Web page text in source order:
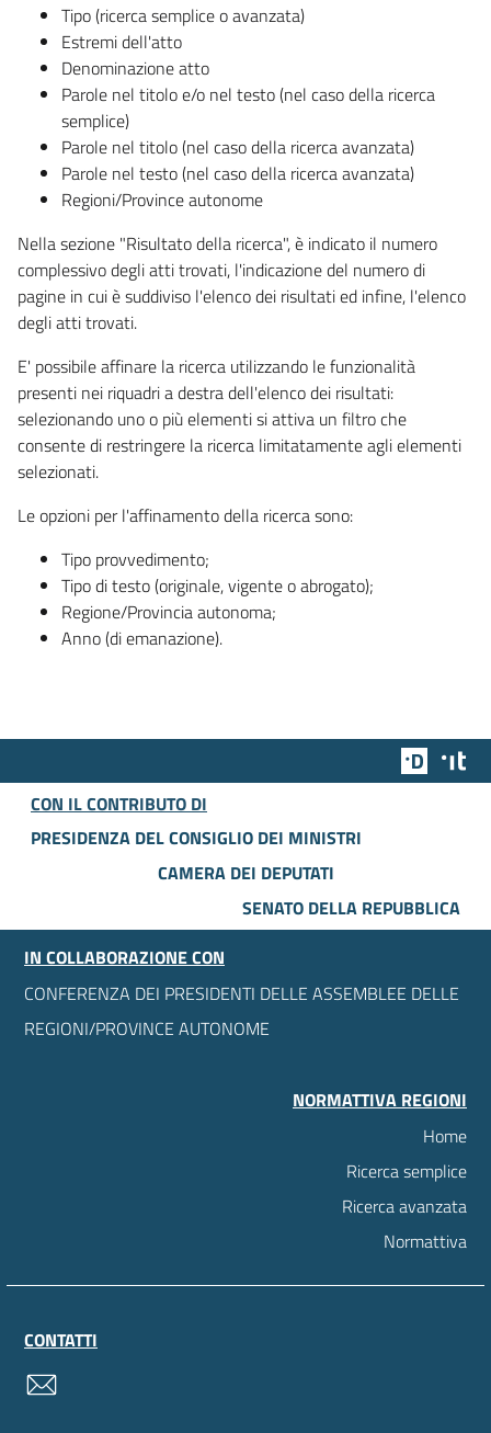
Tipo (ricerca semplice o avanzata)
Estremi dell'atto
Denominazione atto
Parole nel titolo e/o nel testo (nel caso della ricerca
semplice)
Parole nel titolo (nel caso della ricerca avanzata)
Parole nel testo (nel caso della ricerca avanzata)
Regioni/Province autonome
Nella sezione "Risultato della ricerca", è indicato il numero
complessivo degli atti trovati, l'indicazione del numero di
pagine in cui è suddiviso l'elenco dei risultati ed infine, l'elenco
degli atti trovati.
E' possibile affinare la ricerca utilizzando le funzionalità
presenti nei riquadri a destra dell'elenco dei risultati:
selezionando uno o più elementi si attiva un filtro che
consente di restringere la ricerca limitatamente agli elementi
selezionati.
Le opzioni per l'affinamento della ricerca sono:
Tipo provvedimento;
Tipo di testo (originale, vigente o abrogato);
Regione/Provincia autonoma;
Anno (di emanazione).
Team
CON IL CONTRIBUTO DI
PRESIDENZA DEL CONSIGLIO DEI MINISTRI
CAMERA DEI DEPUTATI
SENATO DELLA REPUBBLICA
IN COLLABORAZIONE CON
CONFERENZA DEI PRESIDENTI DELLE ASSEMBLEE DELLE
REGIONI/PROVINCE AUTONOME
NORMATTIVA REGIONI
Home
Ricerca semplice
Ricerca avanzata
Normattiva
CONTATTI